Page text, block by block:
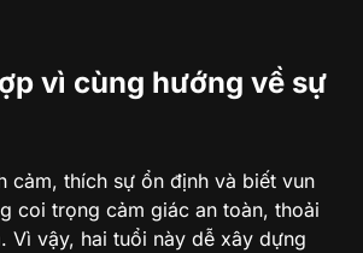
vì cùng hướng về sự
cảm, thích sự ổn định và biết vun
coi trọng cảm giác an toàn, thoải
Vì vậy, hai tuổi này dễ xây dựng